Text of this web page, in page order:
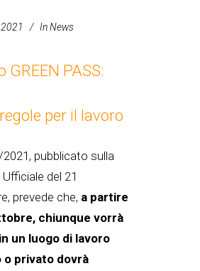
InNews
GREEN PASS:
per il lavoro
pubblicato sulla
del 21
prevede che, a partire
chiunque vorrà
un luogo di lavoro
o privato dovrà